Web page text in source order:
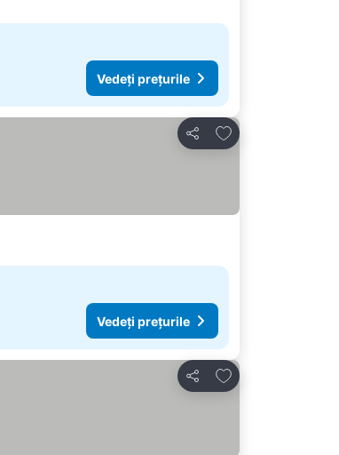
Vedeți prețurile
Distribuiți
Adăugaţi la favorite
Vedeți prețurile
Distribuiți
Adăugaţi la favorite